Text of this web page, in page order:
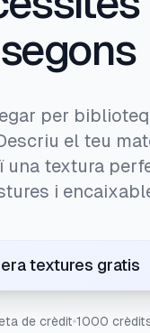
segons
per
el teu
una textura
i
textures gratis
de crèdit 1000